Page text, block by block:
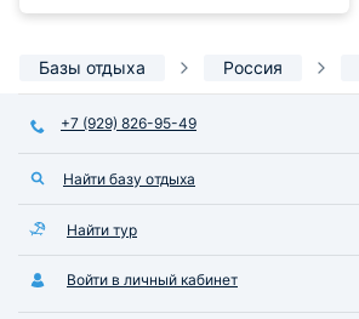
персонал.
Базы отдыха Россия
+7 (929) 826-95-49
Найти базу отдыха
Найти тур
Войти в личный кабинет